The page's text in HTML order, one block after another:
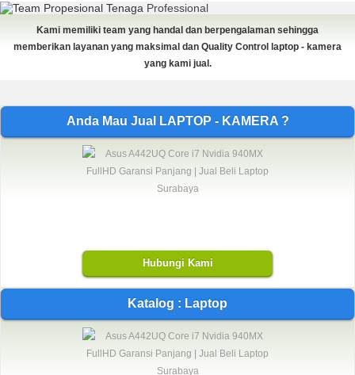
Tenaga Professional
Kami memiliki team yang handal dan berpengalaman sehingga
memberikan layanan yang maksimal dan Quality Control laptop - kamera
yang kami jual.
Anda Mau Jual LAPTOP - KAMERA ?
Hubungi Kami
Katalog : Laptop